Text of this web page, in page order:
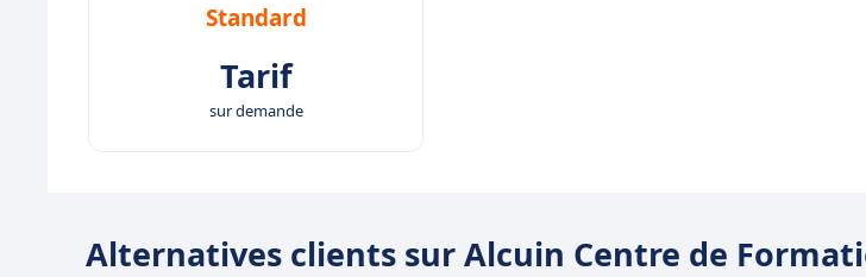
Standard
Tarif
sur demande
Alternatives clients sur Alcuin Centre de